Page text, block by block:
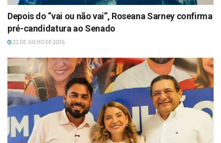
Depois do “vai ou não vai”, Roseana Sarney confirma
pré-candidatura ao Senado
22 DE JULHO DE 2026